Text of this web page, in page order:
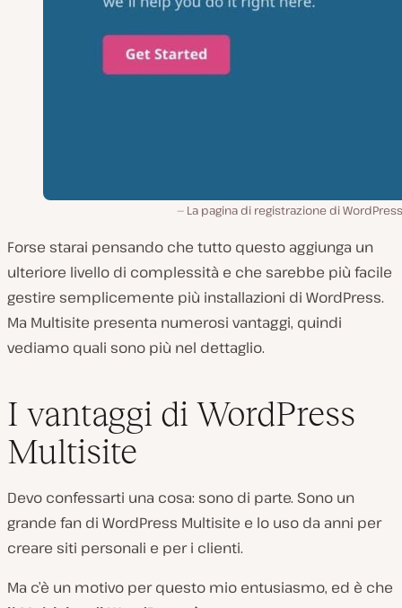
La pagina di registrazione di
Forse starai pensando che tutto questo aggiunga un
ulteriore livello di complessità e che sarebbe più facile
gestire semplicemente più installazioni di WordPress.
Ma Multisite presenta numerosi vantaggi, quindi
vediamo quali sono più nel dettaglio.
I vantaggi di WordPress
Multisite
Devo confessarti una cosa: sono di parte. Sono un
grande fan di WordPress Multisite e lo uso da anni per
creare siti personali e per i clienti.
Ma c’è un motivo per questo mio entusiasmo, ed è che